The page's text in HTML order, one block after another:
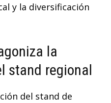
y la diversificación
la
stand regional
del stand de